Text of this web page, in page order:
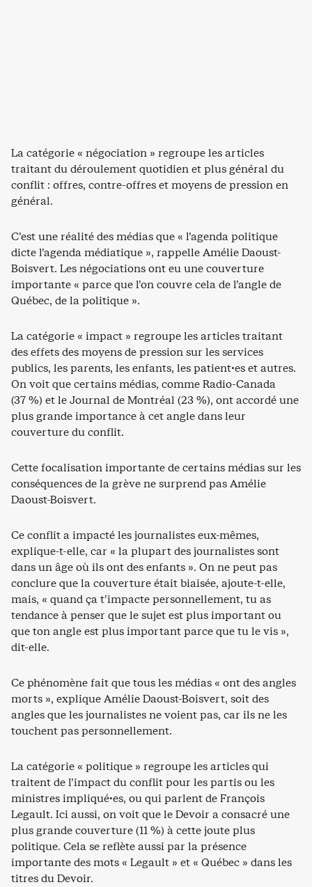
La catégorie « négociation » regroupe les articles
traitant du déroulement quotidien et plus général du
conflit : offres, contre-offres et moyens de pression en
général.
C’est une réalité des médias que « l’agenda politique
dicte l’agenda médiatique », rappelle Amélie Daoust-
Boisvert. Les négociations ont eu une couverture
importante « parce que l’on couvre cela de l’angle de
Québec, de la politique ».
La catégorie « impact » regroupe les articles traitant
des effets des moyens de pression sur les services
publics, les parents, les enfants, les patient·es et autres.
On voit que certains médias, comme Radio-Canada
(37 %) et le Journal de Montréal (23 %), ont accordé une
plus grande importance à cet angle dans leur
couverture du conflit.
Cette focalisation importante de certains médias sur les
conséquences de la grève ne surprend pas Amélie
Daoust-Boisvert.
Ce conflit a impacté les journalistes eux-mêmes,
explique-t-elle, car « la plupart des journalistes sont
dans un âge où ils ont des enfants ». On ne peut pas
conclure que la couverture était biaisée, ajoute-t-elle,
mais, « quand ça t’impacte personnellement, tu as
tendance à penser que le sujet est plus important ou
que ton angle est plus important parce que tu le vis »,
dit-elle.
Ce phénomène fait que tous les médias « ont des angles
morts », explique Amélie Daoust-Boisvert, soit des
angles que les journalistes ne voient pas, car ils ne les
touchent pas personnellement.
La catégorie « politique » regroupe les articles qui
traitent de l’impact du conflit pour les partis ou les
ministres impliqué·es, ou qui parlent de François
Legault. Ici aussi, on voit que le Devoir a consacré une
plus grande couverture (11 %) à cette joute plus
politique. Cela se reflète aussi par la présence
importante des mots « Legault » et « Québec » dans les
titres du Devoir.